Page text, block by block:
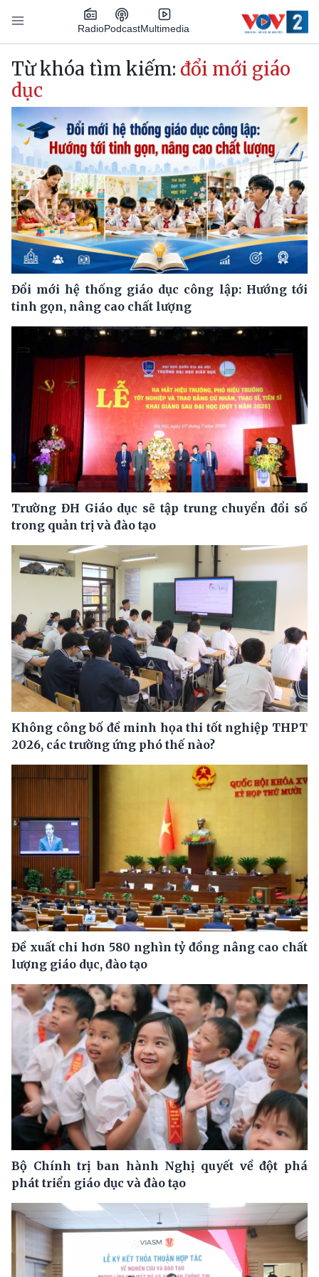
Nhảy đến nội dung
RadioPodcastMultimedia
Main navigation
Từ khóa tìm kiếm: đổi mới giáo
dục
Đổi mới hệ thống giáo dục công lập: Hướng tới
tinh gọn, nâng cao chất lượng
Trường ĐH Giáo dục sẽ tập trung chuyển đổi số
trong quản trị và đào tạo
Không công bố đề minh họa thi tốt nghiệp THPT
2026, các trường ứng phó thế nào?
Đề xuất chi hơn 580 nghìn tỷ đồng nâng cao chất
lượng giáo dục, đào tạo
Bộ Chính trị ban hành Nghị quyết về đột phá
phát triển giáo dục và đào tạo